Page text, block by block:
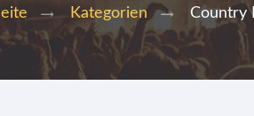
Kategorien Country